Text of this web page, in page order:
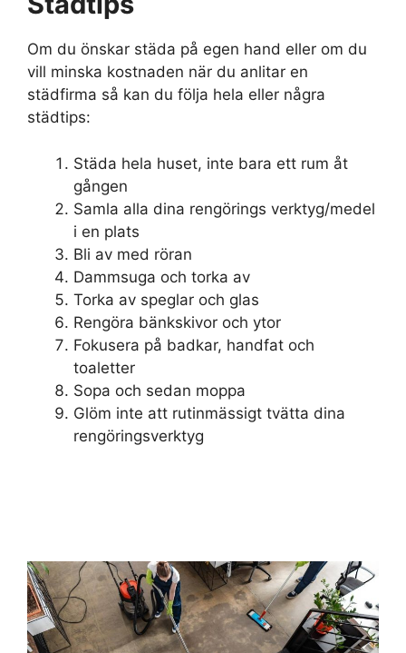
Om du önskar städa på egen hand eller om du
vill minska kostnaden när du anlitar en
städfirma så kan du följa hela eller några
städtips:
Städa hela huset, inte bara ett rum åt
gången
Samla alla dina rengörings verktyg/medel
i en plats
Bli av med röran
Dammsuga och torka av
Torka av speglar och glas
Rengöra bänkskivor och ytor
Fokusera på badkar, handfat och
toaletter
Sopa och sedan moppa
Glöm inte att rutinmässigt tvätta dina
rengöringsverktyg